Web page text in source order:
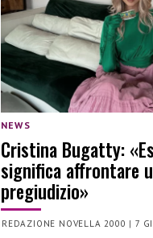
NEWS
Cristina Bugatty:
significa affrontare
pregiudizio»
REDAZIONE NOVELLA 2000 |7